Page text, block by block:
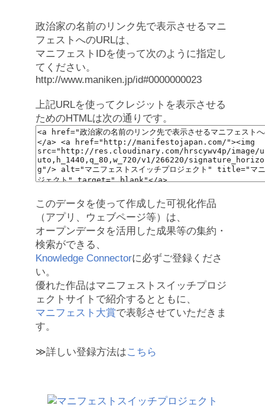
政治家の名前のリンク先で表示させるマニ
フェストへのURLは、
マニフェストIDを使って次のように指定し
てください。
http://www.maniken.jp/id#0000000023
上記URLを使ってクレジットを表示させる
ためのHTMLは次の通りです。
このデータを使って作成した可視化作品
（アプリ、ウェブページ等）は、
オープンデータを活用した成果等の集約・
検索ができる、
Knowledge Connectorに必ずご登録くださ
い。
優れた作品はマニフェストスイッチプロジ
ェクトサイトで紹介するとともに、
マニフェスト大賞で表彰させていただきま
す。
≫詳しい登録方法はこちら